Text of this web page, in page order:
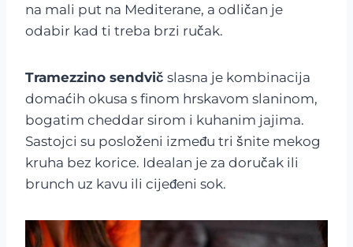
na mali put na Mediterane, a odličan je
odabir kad ti treba brzi ručak.
Tramezzino sendvič slasna je kombinacija
domaćih okusa s finom hrskavom slaninom,
bogatim cheddar sirom i kuhanim jajima.
Sastojci su posloženi između tri šnite mekog
kruha bez korice. Idealan je za doručak ili
brunch uz kavu ili cijeđeni sok.